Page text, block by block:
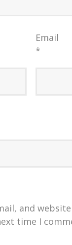
Email
*
and
time I